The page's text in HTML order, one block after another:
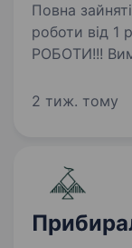
Повна
роботи від 1 року. ТІЛЬКИ З
РОБОТИ!!! Вимоги: Досвід роботи! Порядність
до дрібниць Процьовитість Умови роботи:
2 тиж. тому